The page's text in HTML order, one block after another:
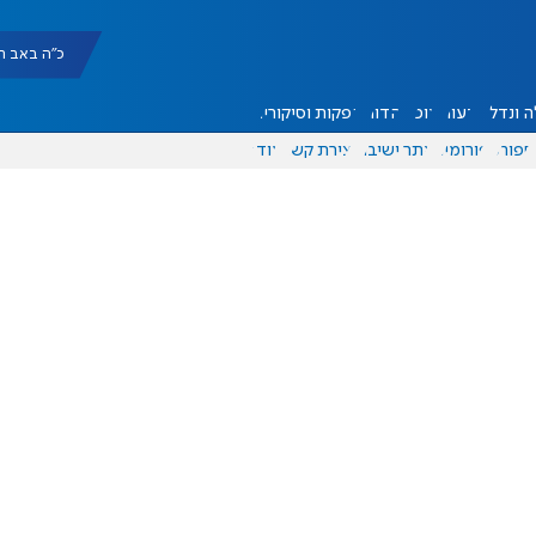
כ"ה באב תשפ"ו
ונדל"ן דעות אוכל יהדות הפקות וסיקורים
ספורט פורומים אתר ישיבה יצירת קשר עוד